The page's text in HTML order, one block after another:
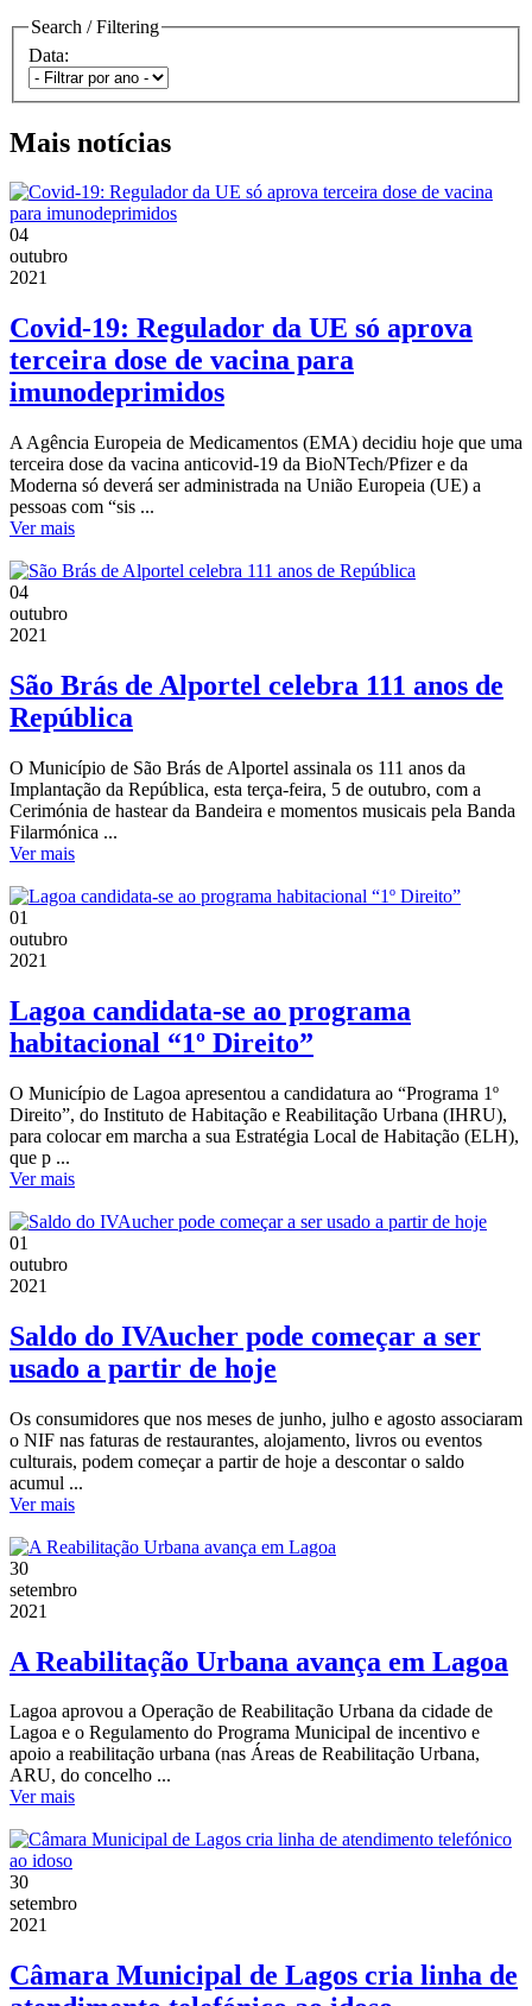
Search / Filtering
Data:
Mais notícias
04
outubro
2021
Covid-19: Regulador da UE só aprova
terceira dose de vacina para
imunodeprimidos
A Agência Europeia de Medicamentos (EMA) decidiu hoje que uma
terceira dose da vacina anticovid-19 da BioNTech/Pfizer e da
Moderna só deverá ser administrada na União Europeia (UE) a
pessoas com “sis ...
Ver mais
04
outubro
2021
São Brás de Alportel celebra 111 anos de
República
O Município de São Brás de Alportel assinala os 111 anos da
Implantação da República, esta terça-feira, 5 de outubro, com a
Cerimónia de hastear da Bandeira e momentos musicais pela Banda
Filarmónica ...
Ver mais
01
outubro
2021
Lagoa candidata-se ao programa
habitacional “1º Direito”
O Município de Lagoa apresentou a candidatura ao “Programa 1º
Direito”, do Instituto de Habitação e Reabilitação Urbana (IHRU),
para colocar em marcha a sua Estratégia Local de Habitação (ELH),
que p ...
Ver mais
01
outubro
2021
Saldo do IVAucher pode começar a ser
usado a partir de hoje
Os consumidores que nos meses de junho, julho e agosto associaram
o NIF nas faturas de restaurantes, alojamento, livros ou eventos
culturais, podem começar a partir de hoje a descontar o saldo
acumul ...
Ver mais
30
setembro
2021
A Reabilitação Urbana avança em Lagoa
Lagoa aprovou a Operação de Reabilitação Urbana da cidade de
Lagoa e o Regulamento do Programa Municipal de incentivo e
apoio a reabilitação urbana (nas Áreas de Reabilitação Urbana,
ARU, do concelho ...
Ver mais
30
setembro
2021
Câmara Municipal de Lagos cria linha de